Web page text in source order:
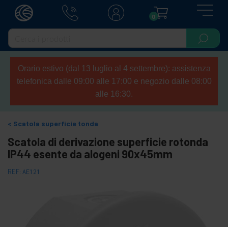
0
Orario estivo (dal 13 luglio al 4 settembre): assistenza
telefonica dalle 09:00 alle 17:00 e negozio dalle 08:00
alle 16:30.
Scatola superficie tonda
Scatola di derivazione superficie rotonda
IP44 esente da alogeni 90x45mm
REF: AE121